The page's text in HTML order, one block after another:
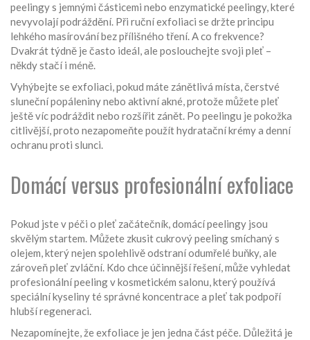
peelingy s jemnými částicemi nebo enzymatické peelingy, které
nevyvolají podráždění. Při ruční exfoliaci se držte principu
lehkého masírování bez přílišného tření. A co frekvence?
Dvakrát týdně je často ideál, ale poslouchejte svoji pleť –
někdy stačí i méně.
Vyhýbejte se exfoliaci, pokud máte zánětlivá místa, čerstvé
sluneční popáleniny nebo aktivní akné, protože můžete pleť
ještě víc podráždit nebo rozšířit zánět. Po peelingu je pokožka
citlivější, proto nezapomeňte použít hydratační krémy a denní
ochranu proti slunci.
Domácí versus profesionální exfoliace
Pokud jste v péči o pleť začátečník, domácí peelingy jsou
skvělým startem. Můžete zkusit cukrový peeling smíchaný s
olejem, který nejen spolehlivě odstraní odumřelé buňky, ale
zároveň pleť zvláční. Kdo chce účinnější řešení, může vyhledat
profesionální peeling v kosmetickém salonu, který používá
speciální kyseliny té správné koncentrace a pleť tak podpoří
hlubší regeneraci.
Nezapomínejte, že exfoliace je jen jedna část péče. Důležitá je